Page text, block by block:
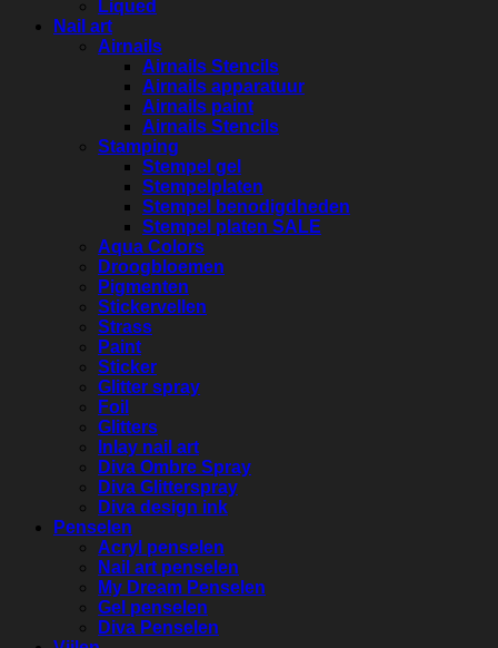
Liqued
Nail art
Airnails
Airnails Stencils
Airnails apparatuur
Airnails paint
Airnails Stencils
Stamping
Stempel gel
Stempelplaten
Stempel benodigdheden
Stempel platen SALE
Aqua Colors
Droogbloemen
Pigmenten
Stickervellen
Strass
Paint
Sticker
Glitter spray
Foil
Glitters
Inlay nail art
Diva Ombre Spray
Diva Glitterspray
Diva design ink
Penselen
Acryl penselen
Nail art penselen
My Dream Penselen
Gel penselen
Diva Penselen